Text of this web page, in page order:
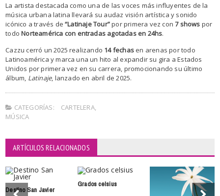
La artista destacada como una de las voces más influyentes de la
música urbana latina llevará su audaz visión artística y sonido
icónico a través de“Latinaje Tour”por primera vez con 7 shows por
todoNorteamérica con entradas agotadas en 24hs.
Cazzu cerró un 2025 realizando 14 fechas en arenas por todo
Latinoamérica y marca una un hito al expandir su gira a Estados
Unidos por primera vez en su carrera, promocionando su último
álbum, Latinaje, lanzado en abril de 2025.
CATEGORÍAS: CARTELERA,
MÚSICA
ARTÍCULOS RELACIONADOS
Destino San Javier
Grados celsius